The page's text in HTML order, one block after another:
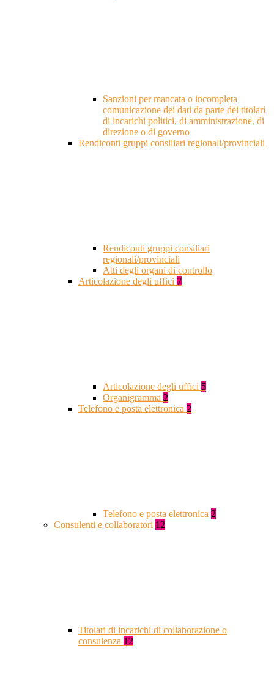
Sanzioni per mancata o incompleta
comunicazione dei dati da parte dei titolari
di incarichi politici, di amministrazione, di
direzione o di governo
Rendiconti gruppi consiliari regionali/provinciali
Rendiconti gruppi consiliari
regionali/provinciali
Atti degli organi di controllo
Articolazione degli uffici 7
Articolazione degli uffici 5
Organigramma 2
Telefono e posta elettronica 2
Telefono e posta elettronica 2
Consulenti e collaboratori 12
Titolari di incarichi di collaborazione o
consulenza 12